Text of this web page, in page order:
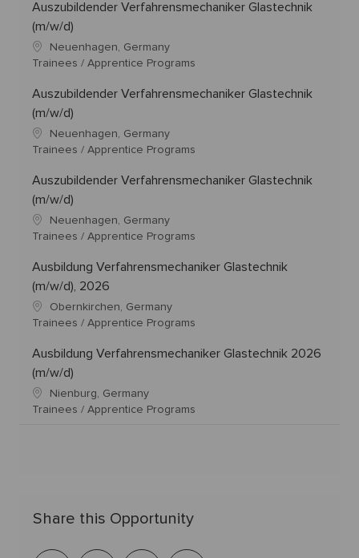
Auszubildender Verfahrensmechaniker Glastechnik
(m/w/d)
Neuenhagen, Germany
Trainees / Apprentice Programs
Auszubildender Verfahrensmechaniker Glastechnik
(m/w/d)
Neuenhagen, Germany
Trainees / Apprentice Programs
Auszubildender Verfahrensmechaniker Glastechnik
(m/w/d)
Neuenhagen, Germany
Trainees / Apprentice Programs
Ausbildung Verfahrensmechaniker Glastechnik
(m/w/d), 2026
Obernkirchen, Germany
Trainees / Apprentice Programs
Ausbildung Verfahrensmechaniker Glastechnik 2026
(m/w/d)
Nienburg, Germany
Trainees / Apprentice Programs
Share this Opportunity